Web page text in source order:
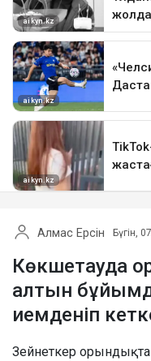
Алмас Ерсін Бүгін,
Көкшетауда
алтын
иемденіп
Зейнеткер орындықта